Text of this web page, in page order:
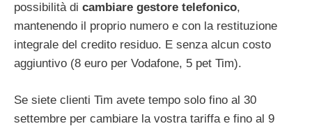
possibilità di cambiare gestore telefonico,
mantenendo il proprio numero e con la restituzione
integrale del credito residuo. E senza alcun costo
aggiuntivo (8 euro per Vodafone, 5 pet Tim).
Se siete clienti Tim avete tempo solo fino al 30
settembre per cambiare la vostra tariffa e fino al 9